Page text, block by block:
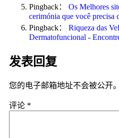
Pingback： Os Melhores
cerimónia que você precisa
Pingback： Riqueza das
Dermatofuncional -
发表回复
您的电子邮箱地址不会被公开。
评论 *